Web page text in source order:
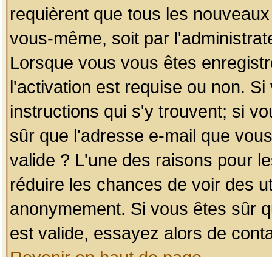
requièrent que tous les
vous-même, soit par
Lorsque vous vous êtes
l'activation est requise ou non.
instructions qui s'y trouvent; si
sûr que l'adresse e-mail que
valide ? L'une des raisons pour
réduire les chances de voir des
anonymement. Si vous êtes sûr
est valide, essayez alors de